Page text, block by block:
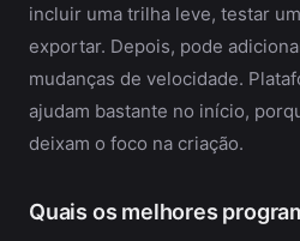
incluir uma trilha leve, testar
exportar. Depois, pode
mudanças de velocidade.
ajudam bastante no início,
deixam o foco na criação.
Quais os melhores